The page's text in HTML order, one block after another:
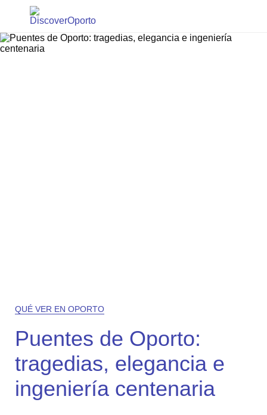
QUÉ VER EN OPORTO
Puentes de Oporto:
tragedias, elegancia e
ingeniería centenaria